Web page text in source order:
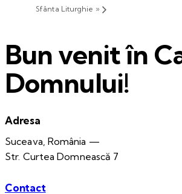
Sfânta Liturghie »
Bun venit în
Domnului!
Adresa
Suceava, România —
Str. Curtea Domnească 7
Contact